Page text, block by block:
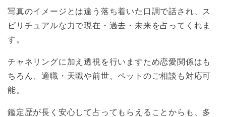
写真のイメージとは違う落ち着いた口調で話され、ス
ピリチュアルな力で現在・過去・未来を占ってくれま
す。
チャネリングに加え透視を行いますため恋愛関係はも
ちろん、適職・天職や前世、ペットのご相談も対応可
能。
鑑定歴が長く安心して占ってもらえることからも、多